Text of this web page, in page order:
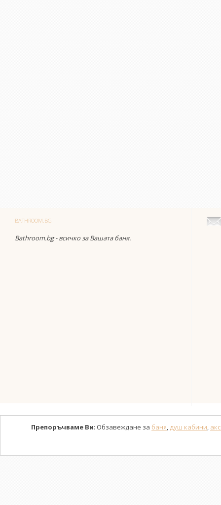
BATHROOM.BG
Bathroom.bg - всичко за Вашата баня.
Препоръчваме Ви: Обзавеждане за баня, душ кабини,